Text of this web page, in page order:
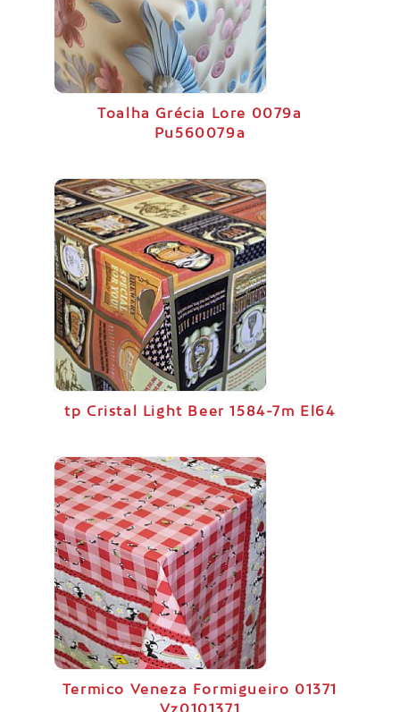
Toalha Grécia Lore 0079a
Pu560079a
tp Cristal Light Beer 1584-7m El64
Termico Veneza Formigueiro 01371